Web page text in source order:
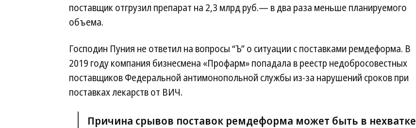
поставщик отгрузил препарат на 2,3 млрд руб.— в два раза меньше планируемого
объема.
Господин Пуния не ответил на вопросы “Ъ” о ситуации с поставками ремдеформа. В
2019 году компания бизнесмена «Профарм» попадала в реестр недобросовестных
поставщиков Федеральной антимонопольной службы из-за нарушений сроков при
поставках лекарств от ВИЧ.
Причина срывов поставок ремдеформа может быть в нехватке